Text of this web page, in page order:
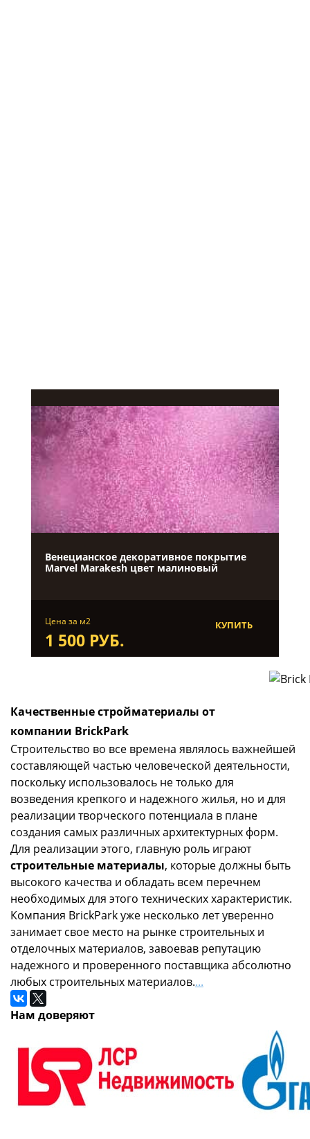
Венецианское декоративное покрытие
Marvel Marakesh цвет малиновый
Цена за м2
1 500 РУБ.
КУПИТЬ
Качественные стройматериалы от
компании BrickPark
Строительство во все времена являлось важнейшей
составляющей частью человеческой деятельности,
поскольку использовалось не только для
возведения крепкого и надежного жилья, но и для
реализации творческого потенциала в плане
создания самых различных архитектурных форм.
Для реализации этого, главную роль играют
строительные материалы, которые должны быть
высокого качества и обладать всем перечнем
необходимых для этого технических характеристик.
Компания BrickPark уже несколько лет уверенно
занимает свое место на рынке строительных и
отделочных материалов, завоевав репутацию
надежного и проверенного поставщика абсолютно
любых строительных материалов....
Нам доверяют